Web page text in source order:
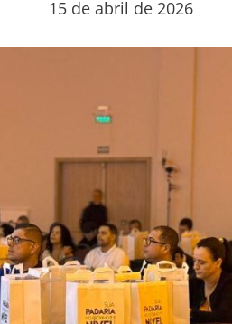
15 de abril de 2026